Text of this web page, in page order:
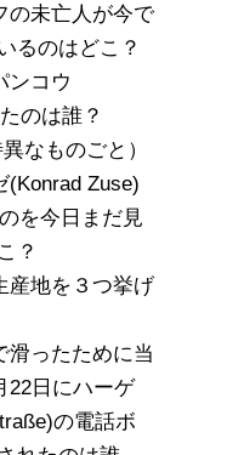
の未亡人が今で
るのはどこ？
ンコウ
のは誰？
なものごと）
(Konrad Zuse)
を今日まだ見
？
産地を３つ挙げ
滑ったために当
22日にハーゲ
の電話ボ